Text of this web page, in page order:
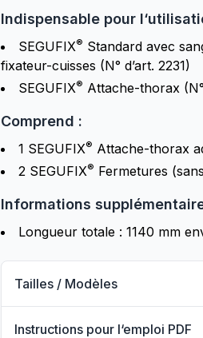
Indispensable pour
SEGUFIX® Standard avec
fixateur-cuisses (N° d’art. 2231)
SEGUFIX® Attache-thorax
Comprend :
1 SEGUFIX® Attache-thorax
2 SEGUFIX® Fermetures
Informations
Longueur totale : 1140 mm
Tailles / Modèles
Instructions pour l‘emploi PDF